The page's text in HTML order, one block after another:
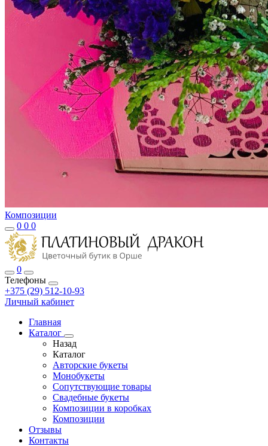
Композиции
0 0 0
0
Телефоны
+375 (29) 512-10-93
Личный кабинет
Главная
Каталог
Назад
Каталог
Авторские букеты
Монобукеты
Сопутствующие товары
Свадебные букеты
Композиции в коробках
Композиции
Отзывы
Контакты